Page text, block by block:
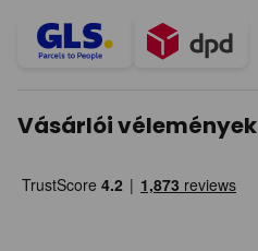
Vásárlói vélemények